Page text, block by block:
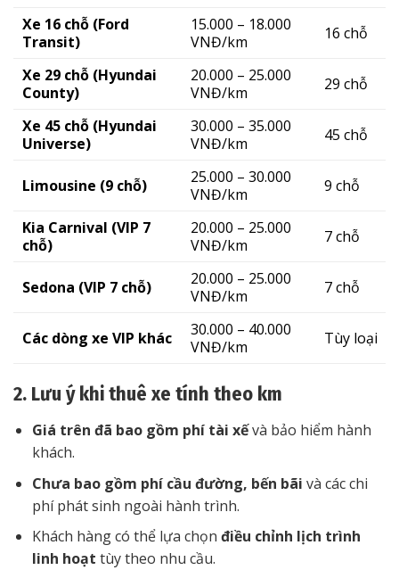
Xe 16 chỗ (Ford
Transit)
15.000 – 18.000
VNĐ/km
16 chỗ
Xe 29 chỗ (Hyundai
County)
20.000 – 25.000
VNĐ/km
29 chỗ
Xe 45 chỗ (Hyundai
Universe)
30.000 – 35.000
VNĐ/km
45 chỗ
Limousine (9 chỗ)
25.000 – 30.000
VNĐ/km
9 chỗ
Kia Carnival (VIP 7
chỗ)
20.000 – 25.000
VNĐ/km
7 chỗ
Sedona (VIP 7 chỗ)
20.000 – 25.000
VNĐ/km
7 chỗ
Các dòng xe VIP khác
30.000 – 40.000
VNĐ/km
Tùy loại
2. Lưu ý khi thuê xe tính theo km
Giá trên đã bao gồm phí tài xếvà bảo hiểm hành
khách.
Chưa bao gồm phí cầu đường, bến bãi và các chi
phí phát sinh ngoài hành trình.
Khách hàng có thể lựa chọn điều chỉnh lịch trình
linh hoạt tùy theo nhu cầu.